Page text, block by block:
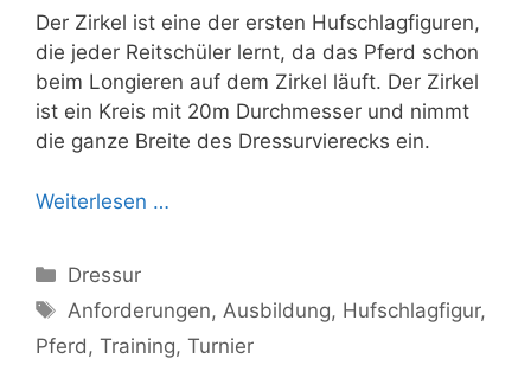
Der Zirkel ist eine der ersten Hufschlagfiguren,
die jeder Reitschüler lernt, da das Pferd schon
beim Longieren auf dem Zirkel läuft. Der Zirkel
ist ein Kreis mit 20m Durchmesser und nimmt
die ganze Breite des Dressurvierecks ein.
Weiterlesen …
Kategorien
Dressur
Schlagwörter
Anforderungen, Ausbildung, Hufschlagfigur,
Pferd , Training, Turnier